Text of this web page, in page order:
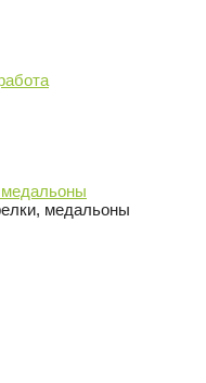
медальоны